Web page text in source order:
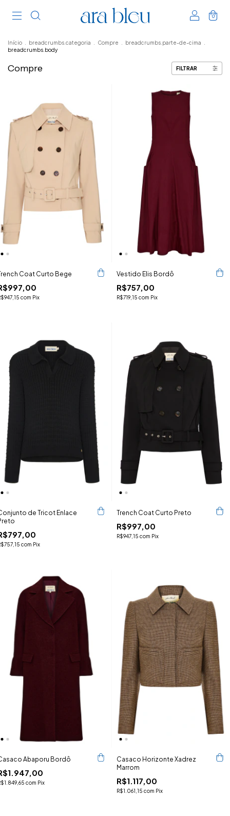
0
Início breadcrumbs.categoria Compre breadcrumbs.parte-de-cima
breadcrumbs.body
Compre FILTRAR
Coat Curto Bege
com Pix
Vestido Elis Bordô
R$757,00
R$719,15 com Pix
de Tricot Enlace
com Pix
Trench Coat Curto Preto
R$997,00
R$947,15 com Pix
Abaporu Bordô
com Pix
Casaco Horizonte Xadrez
Marrom
R$1.117,00
R$1.061,15 com Pix